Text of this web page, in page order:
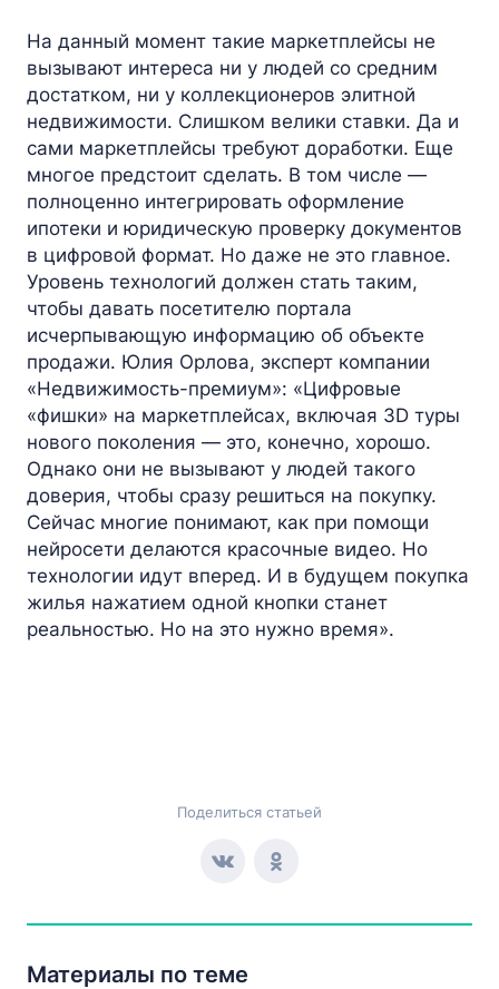
На данный момент такие маркетплейсы не
вызывают интереса ни у людей со средним
достатком, ни у коллекционеров элитной
недвижимости. Слишком велики ставки. Да и
сами маркетплейсы требуют доработки. Еще
многое предстоит сделать. В том числе —
полноценно интегрировать оформление
ипотеки и юридическую проверку документов
в цифровой формат. Но даже не это главное.
Уровень технологий должен стать таким,
чтобы давать посетителю портала
исчерпывающую информацию об объекте
продажи. Юлия Орлова, эксперт компании
«Недвижимость-премиум»: «Цифровые
«фишки» на маркетплейсах, включая 3D туры
нового поколения — это, конечно, хорошо.
Однако они не вызывают у людей такого
доверия, чтобы сразу решиться на покупку.
Сейчас многие понимают, как при помощи
нейросети делаются красочные видео. Но
технологии идут вперед. И в будущем покупка
жилья нажатием одной кнопки станет
реальностью. Но на это нужно время».
Поделиться статьей
Материалы по теме